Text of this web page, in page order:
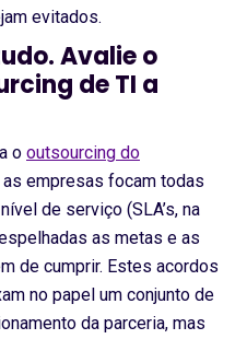
evitados.
Avalie o
de TI a
o outsourcing do
as empresas focam todas
de serviço (SLA’s, na
as metas e as
de cumprir. Estes acordos
no papel um conjunto de
da parceria, mas